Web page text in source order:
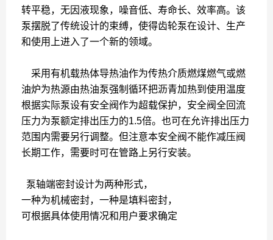
转平稳，无因液现象，噪音低、寿命长、效率高。该
泵摆脱了传统设计的束缚，使得齿轮泵在设计、生产
和使用上进入了一个新的领域。
采用有机载热体导热油作为传热介质燃煤燃气或燃
油炉为热源由热油泵强制循环把沥青加热到使用温度
根据实际泵设有安全阀作为超载保护，安全阀全回流
压力为泵额定排出压力的1.5倍。也可在允许排出压力
范围内需要另行调整。但注意本安全阀不能作减压阀
长期工作，需要时可在管路上另行安装。
泵轴端密封设计为两种形式，
一种为机械密封，一种是填料密封，
可根据具体使用情况和用户要求确定